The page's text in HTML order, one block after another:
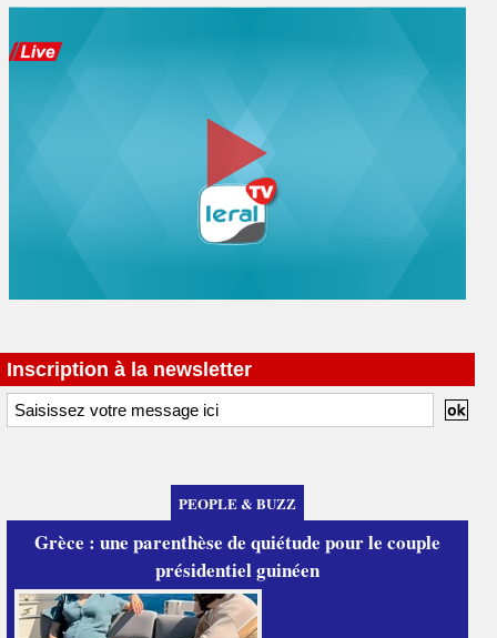
Inscription à la newsletter
PEOPLE & BUZZ
Grèce : une parenthèse de quiétude pour le couple
présidentiel guinéen